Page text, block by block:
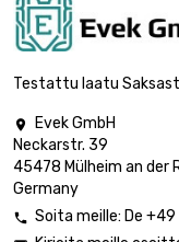
Testattu laatu

Evek GmbH
Neckarstr. 39
45478 Mülheim an der
Germany
 Soita meille: De +49